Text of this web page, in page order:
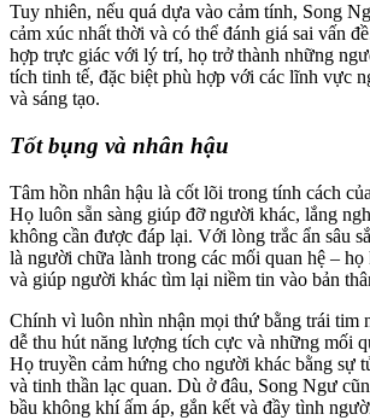
Tuy nhiên, nếu quá dựa vào cảm tính, Song
cảm xúc nhất thời và có thể đánh giá sai vấn
hợp trực giác với lý trí, họ trở thành những
tích tinh tế, đặc biệt phù hợp với các lĩnh vực
và sáng tạo.
Tốt bụng và nhân hậu
Tâm hồn nhân hậu là cốt lõi trong tính cách
Họ luôn sẵn sàng giúp đỡ người khác, lắng
không cần được đáp lại. Với lòng trắc ẩn sâu
là người chữa lành trong các mối quan hệ –
và giúp người khác tìm lại niềm tin vào bản
Chính vì luôn nhìn nhận mọi thứ bằng trái tim
dễ thu hút năng lượng tích cực và những mối
Họ truyền cảm hứng cho người khác bằng sự
và tinh thần lạc quan. Dù ở đâu, Song Ngư
bầu không khí ấm áp, gắn kết và đầy tình